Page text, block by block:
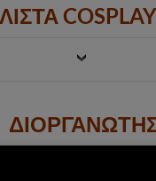
ΛΙΣΤΑ